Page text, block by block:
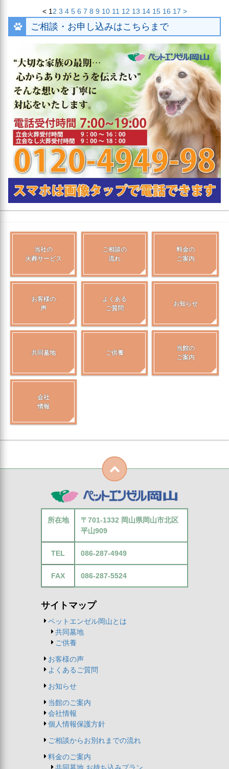
< 1 2 3 4 5 6 7 8 9 10 11 12 13 14 15 16 17 >
ご相談・お申し込みはこちらまで
当社の
火葬サービス
ご相談の
流れ
料金の
ご案内
お客様の
声
よくある
ご質問
お知らせ
共同墓地 ご供養
当館の
ご案内
会社
情報
所在地
〒701-1332 岡山県岡山市北区
平山909
TEL 086-287-4949
FAX 086-287-5524
サイトマップ
ペットエンゼル岡山とは
共同墓地
ご供養
お客様の声
よくあるご質問
お知らせ
当館のご案内
会社情報
個人情報保護方針
ご相談からお別れまでの流れ
料金のご案内